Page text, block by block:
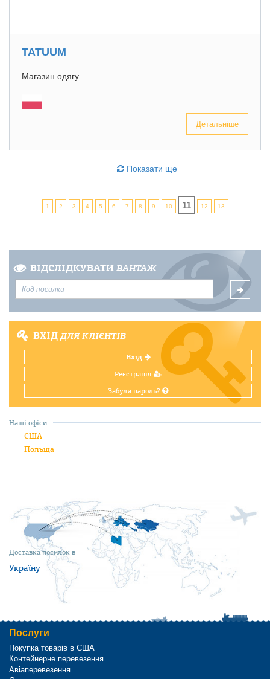
TATUUM
Магазин одягу.
Детальніше
Показати ще
1 2 3 4 5 6 7 8 9 10 11 12 13
ВІДСЛІДКУВАТИ ВАНТАЖ
ВХІДДЛЯ КЛІЄНТІВ
Вхід
Реєстрація
Забули пароль?
Доставка посилок в
Україну
Наші офіси
США
Польща
Послуги
Покупка товарів в США
Контейнерне перевезення
Авіаперевезення